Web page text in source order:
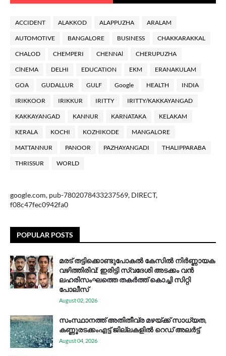
ACCIDENT ALAKKOD ALAPPUZHA ARALAM
AUTOMOTIVE BANGALORE BUSINESS CHAKKARAKKAL
CHALOD CHEMPERI CHENNAl CHERUPUZHA
ClNEMA DELHI EDUCATION EKM ERANAKULAM
GOA GUDALLUR GULF Google HEALTH INDIA
IRIKKOOR IRIKKUR IRITTY IRITTY/KAKKAYANGAD
KAKKAYANGAD KANNUR KARNATAKA KELAKAM
KERALA KOCHI KOZHIKODE MANGALORE
MATTANNUR PANOOR PAZHAYANGADI THALIPPARABA
THRISSUR WORLD
google.com, pub-7802078433237569, DIRECT,
f08c47fec0942fa0
POPULAR POSTS
മരട് തട്ടിക്കൊണ്ടുപോകൽ കേസിൽ നിർണ്ണായക
വഴിത്തിരിവ്: ഇരിട്ടി സ്വദേശി അടക്കം വൻ
ലഹരിസംഘത്തെ തകർത്ത് കൊച്ചി സിറ്റി
പോലീസ്
August 02, 2026
സം​സ്ഥാ​ന​ത്ത് അ​തി​തീ​വ്ര മ​ഴ​യ്ക്ക് സാ​ധ്യ​ത,
കണ്ണൂരടക്കംഎ​ട്ട് ജി​ല്ല​ക​ളി​ൽ റെ​ഡ് അ​ലർ​ട്ട്
August 04, 2026